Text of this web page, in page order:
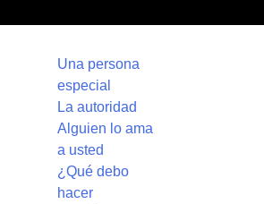
Una persona
especial
La autoridad
Alguien lo ama
a usted
¿Qué debo
hacer